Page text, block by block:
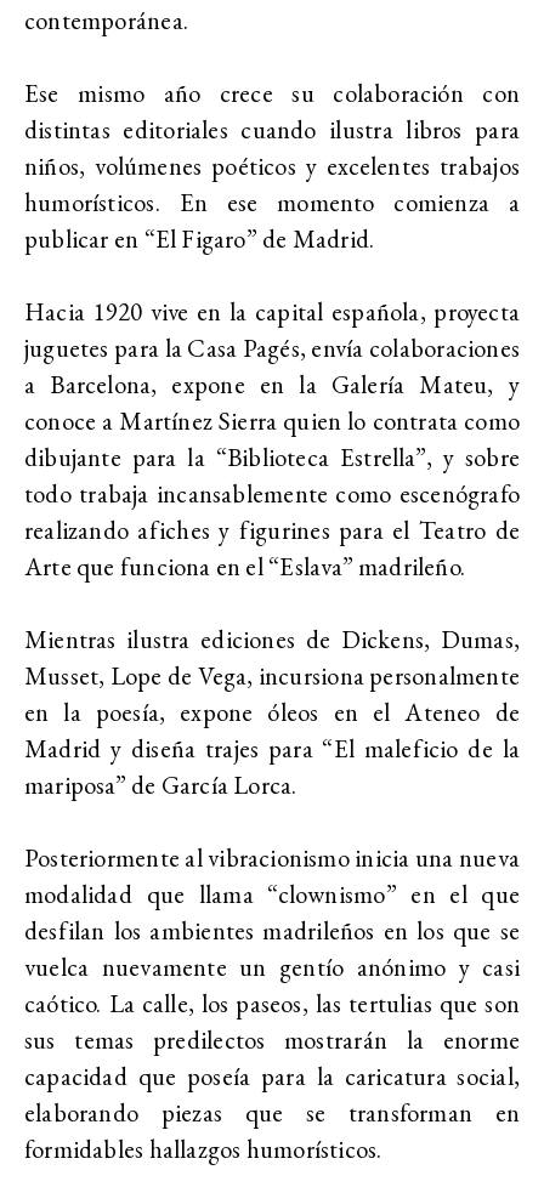
contemporánea.
Ese mismo año crece su colaboración con
distintas editoriales cuando ilustra libros para
niños, volúmenes poéticos y excelentes trabajos
humorísticos. En ese momento comienza a
publicar en “El Figaro” de Madrid.
Hacia 1920 vive en la capital española, proyecta
juguetes para la Casa Pagés, envía colaboraciones
a Barcelona, expone en la Galería Mateu, y
conoce a Martínez Sierra quien lo contrata como
dibujante para la “Biblioteca Estrella”, y sobre
todo trabaja incansablemente como escenógrafo
realizando afiches y figurines para el Teatro de
Arte que funciona en el “Eslava” madrileño.
Mientras ilustra ediciones de Dickens, Dumas,
Musset, Lope de Vega, incursiona personalmente
en la poesía, expone óleos en el Ateneo de
Madrid y diseña trajes para “El maleficio de la
mariposa” de García Lorca.
Posteriormente al vibracionismo inicia una nueva
modalidad que llama “clownismo” en el que
desfilan los ambientes madrileños en los que se
vuelca nuevamente un gentío anónimo y casi
caótico. La calle, los paseos, las tertulias que son
sus temas predilectos mostrarán la enorme
capacidad que poseía para la caricatura social,
elaborando piezas que se transforman en
formidables hallazgos humorísticos.